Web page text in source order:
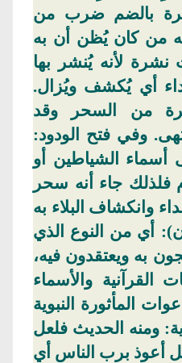
بالضم ضرب من
به من كان يُظن أن به
لأنه يُنشر بها
أي يُكشف ويُزال.
من السحر وقد
وفي فتح الودود:
أسماء الشياطين أو
فلذلك جاء أنه سحر
وانكشاف البلاء به
أي من النوع الذي
به ويعتقدون فيه،
القرآنية والأسماء
المأثورة النبوية
ومنه الحديث فلعل
أعوذ برب الناس أي